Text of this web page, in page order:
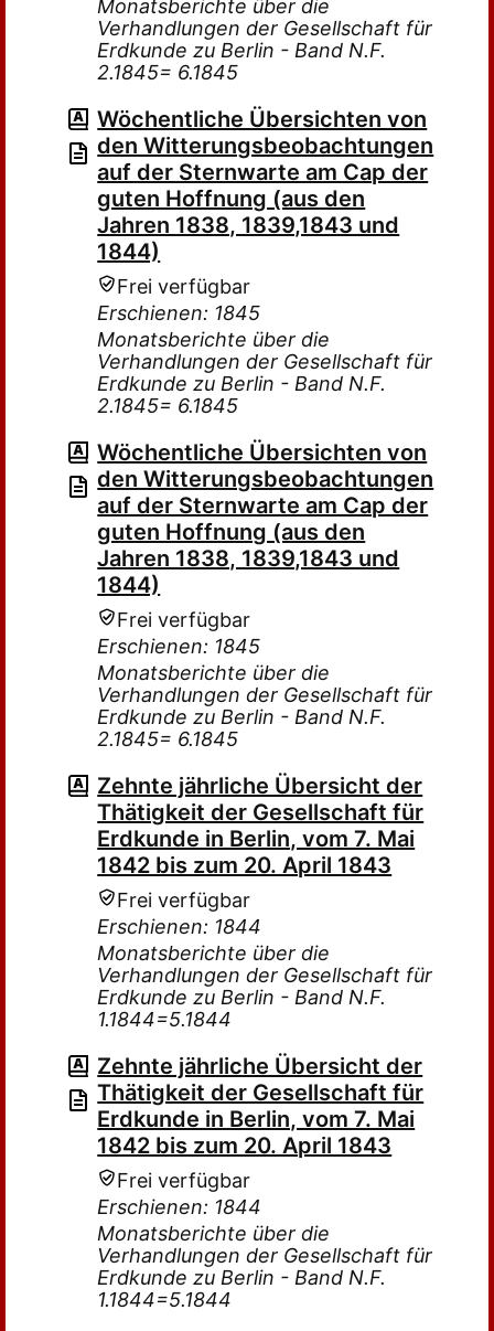
Monatsberichte über die
Verhandlungen der Gesellschaft für
Erdkunde zu Berlin - Band N.F.
2.1845= 6.1845
Wöchentliche Übersichten von
den Witterungsbeobachtungen
auf der Sternwarte am Cap der
guten Hoffnung (aus den
Jahren 1838, 1839,1843 und
1844)
Frei verfügbar
Erschienen: 1845
Monatsberichte über die
Verhandlungen der Gesellschaft für
Erdkunde zu Berlin - Band N.F.
2.1845= 6.1845
Wöchentliche Übersichten von
den Witterungsbeobachtungen
auf der Sternwarte am Cap der
guten Hoffnung (aus den
Jahren 1838, 1839,1843 und
1844)
Frei verfügbar
Erschienen: 1845
Monatsberichte über die
Verhandlungen der Gesellschaft für
Erdkunde zu Berlin - Band N.F.
2.1845= 6.1845
Zehnte jährliche Übersicht der
Thätigkeit der Gesellschaft für
Erdkunde in Berlin, vom 7. Mai
1842 bis zum 20. April 1843
Frei verfügbar
Erschienen: 1844
Monatsberichte über die
Verhandlungen der Gesellschaft für
Erdkunde zu Berlin - Band N.F.
1.1844=5.1844
Zehnte jährliche Übersicht der
Thätigkeit der Gesellschaft für
Erdkunde in Berlin, vom 7. Mai
1842 bis zum 20. April 1843
Frei verfügbar
Erschienen: 1844
Monatsberichte über die
Verhandlungen der Gesellschaft für
Erdkunde zu Berlin - Band N.F.
1.1844=5.1844